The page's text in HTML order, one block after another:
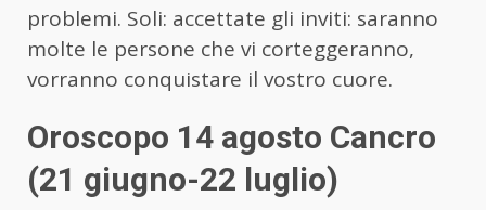
problemi. Soli: accettate gli inviti: saranno
molte le persone che vi corteggeranno,
vorranno conquistare il vostro cuore.
Oroscopo 14 agosto Cancro
(21 giugno-22 luglio)